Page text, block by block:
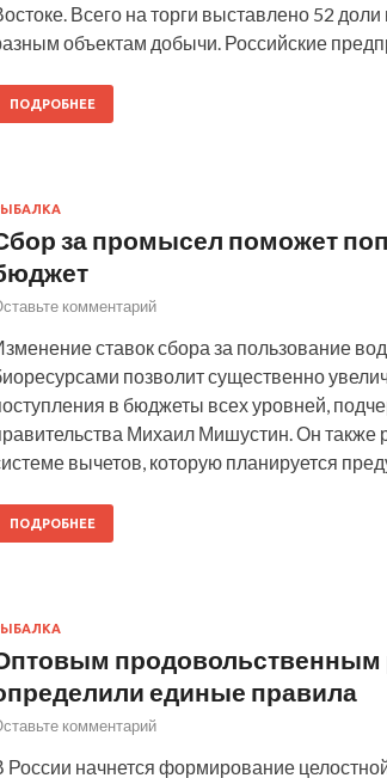
Всего на торги выставлено 52
объектам добычи. Российские
ПОДРОБНЕЕ
за промысел поможет
комментарий
ставок сбора за пользование
позволит существенно
в бюджеты всех уровней,
Михаил Мишустин. Он также
вычетов, которую планируется
ПОДРОБНЕЕ
продовольственным
единые правила
комментарий
России начнется формирование